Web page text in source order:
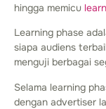
hingga memicu
Learning phase
siapa audiens
menguji berbagai
Selama learning
dengan advertiser